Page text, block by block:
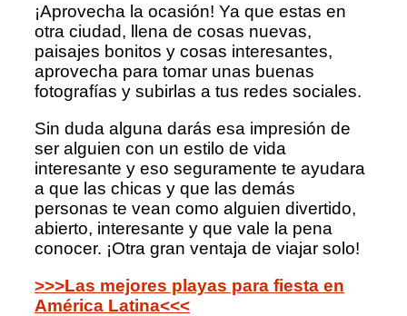
¡Aprovecha la ocasión! Ya que estas en
otra ciudad, llena de cosas nuevas,
paisajes bonitos y cosas interesantes,
aprovecha para tomar unas buenas
fotografías y subirlas a tus redes sociales.
Sin duda alguna darás esa impresión de
ser alguien con un estilo de vida
interesante y eso seguramente te ayudara
a que las chicas y que las demás
personas te vean como alguien divertido,
abierto, interesante y que vale la pena
conocer. ¡Otra gran ventaja de viajar solo!
>>>Las mejores playas para fiesta en
América Latina<<<